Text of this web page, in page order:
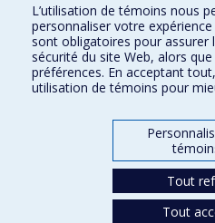
Plan du site
Signaler une erreur
Accessibilité
FACULTÉ DES ARTS ET DES SCIENCES
Nos départements et écoles
L’utilisation de témoins nous
personnaliser votre
sont obligatoires pour
sécurité du site Web, alors
préférences. En acceptant
utilisation de témoins pour
Tout
Tout